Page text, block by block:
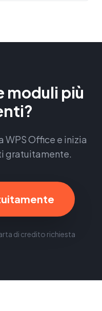
moduli più
Office e inizia
gratuitamente.
di credito richiesta